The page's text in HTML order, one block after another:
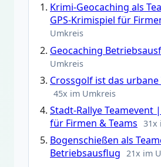
Krimi-Geocaching als
GPS-Krimispiel für
Umkreis
Geocaching
Umkreis
Crossgolf ist das urbane
45x im Umkreis
Stadt-Rallye Teamevent
für Firmen & Teams 31x
Bogenschießen als
Betriebsausflug 21x im